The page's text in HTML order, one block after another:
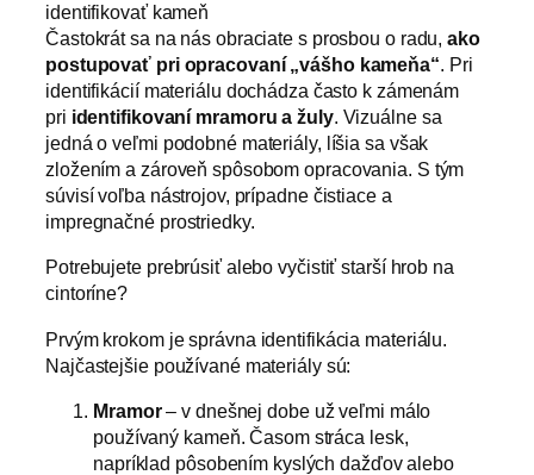
identifikovať kameň
Častokrát sa na nás obraciate s prosbou o radu,ako
postupovať pri opracovaní „vášho kameňa“. Pri
identifikácií materiálu dochádza často k zámenám
pri identifikovaní mramoru a žuly. Vizuálne sa
jedná o veľmi podobné materiály, líšia sa však
zložením a zároveň spôsobom opracovania. S tým
súvisí voľba nástrojov, prípadne čistiace a
impregnačné prostriedky.
Potrebujete prebrúsiť alebo vyčistiť starší hrob na
cintoríne?
Prvým krokom je správna identifikácia materiálu.
Najčastejšie používané materiály sú:
Mramor– v dnešnej dobe už veľmi málo
používaný kameň. Časom stráca lesk,
napríklad pôsobením kyslých dažďov alebo